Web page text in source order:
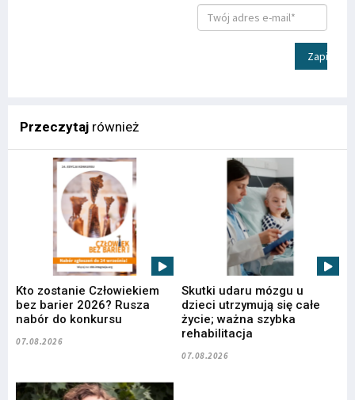
Zapisz
Przeczytaj również
Kto zostanie Człowiekiem
bez barier 2026? Rusza
nabór do konkursu
07.08.2026
Skutki udaru mózgu u
dzieci utrzymują się całe
życie; ważna szybka
rehabilitacja
07.08.2026